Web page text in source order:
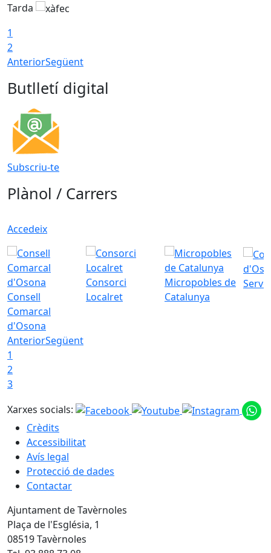
Tarda
1
2
AnteriorSegüent
Butlletí digital
Subscriu-te
Plànol / Carrers
Accedeix
Consell
Comarcal
d'Osona
Consorci
Localret
Micropobles de
Catalunya
AnteriorSegüent
1
2
3
Xarxes socials:
Crèdits
Accessibilitat
Avís legal
Protecció de dades
Contactar
Ajuntament de Tavèrnoles
Plaça de l'Església, 1
08519 Tavèrnoles